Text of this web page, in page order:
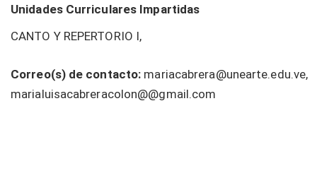
Unidades Curriculares Impartidas
CANTO Y REPERTORIO I,
Correo(s) de contacto: mariacabrera@unearte.edu.ve,
marialuisacabreracolon@@gmail.com